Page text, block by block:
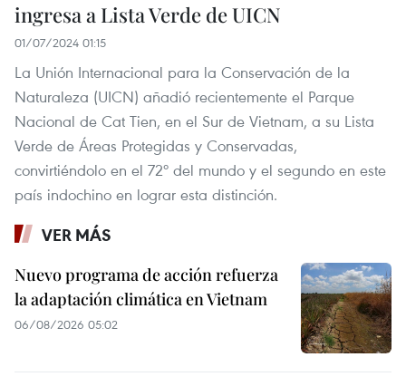
ingresa a Lista Verde de UICN
01/07/2024 01:15
La Unión Internacional para la Conservación de la
Naturaleza (UICN) añadió recientemente el Parque
Nacional de Cat Tien, en el Sur de Vietnam, a su Lista
Verde de Áreas Protegidas y Conservadas,
convirtiéndolo en el 72º del mundo y el segundo en este
país indochino en lograr esta distinción.
VER MÁS
Nuevo programa de acción refuerza
la adaptación climática en Vietnam
06/08/2026 05:02